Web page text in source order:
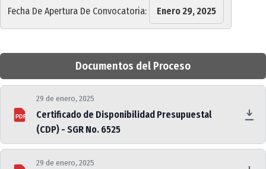
Fecha De Apertura De Convocatoria: Enero 29, 2025
Documentos del Proceso
PDF
29 de enero, 2025
Certificado de Disponibilidad Presupuestal
(CDP) - SGR No. 6525
29 de enero, 2025